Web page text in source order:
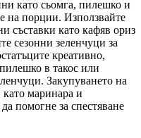
като сьомга, пилешко и
на порции. Използвайте
съставки като кафяв ориз
сезонни зеленчуци за
креативно,
в такос или
Закупуването на
маринара и
помогне за спестяване